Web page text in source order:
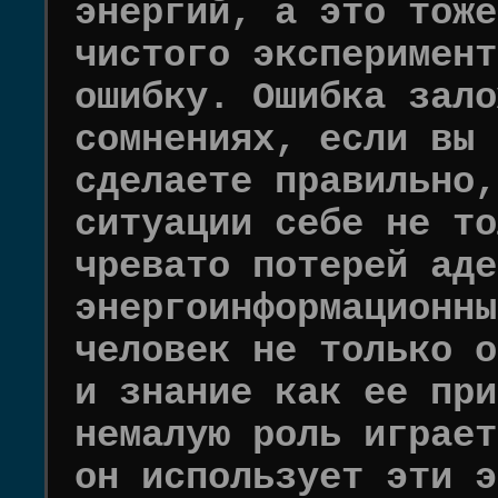
энергий, а это
чистого
ошибку. Ошибка
сомнениях, если
сделаете
ситуации себе не
чревато потерей
человек не только
и знание как ее
немалую роль
он использует эти